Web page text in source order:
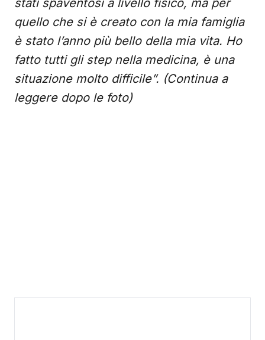
stati spaventosi a livello fisico, ma per
quello che si è creato con la mia famiglia
è stato l’anno più bello della mia vita. Ho
fatto tutti gli step nella medicina, è una
situazione molto difficile”. (Continua a
leggere dopo le foto)